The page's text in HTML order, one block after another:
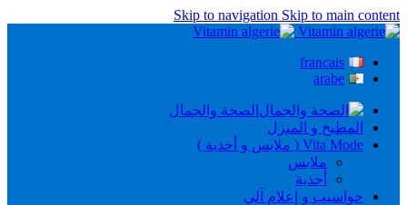
Skip to navigation Skip to main content
francais
arabe
الصحة والجمال
المطبخ و المنزل
Vita Mode ( ملابس و أحذية )
ملابس
أحذية
حواسيب و إعلام آلي